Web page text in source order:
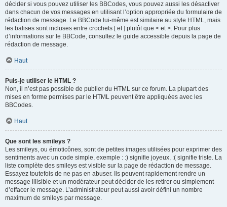
décider si vous pouvez utiliser les BBCodes, vous pouvez aussi les désactiver
dans chacun de vos messages en utilisant l’option appropriée du formulaire de
rédaction de message. Le BBCode lui-même est similaire au style HTML, mais
les balises sont incluses entre crochets [ et ] plutôt que < et >. Pour plus
d’informations sur le BBCode, consultez le guide accessible depuis la page de
rédaction de message.
Haut
Puis-je utiliser le HTML ?
Non, il n’est pas possible de publier du HTML sur ce forum. La plupart des
mises en forme permises par le HTML peuvent être appliquées avec les
BBCodes.
Haut
Que sont les smileys ?
Les smileys, ou émoticônes, sont de petites images utilisées pour exprimer des
sentiments avec un code simple, exemple : :) signifie joyeux, :( signifie triste. La
liste complète des smileys est visible sur la page de rédaction de message.
Essayez toutefois de ne pas en abuser. Ils peuvent rapidement rendre un
message illisible et un modérateur peut décider de les retirer ou simplement
d’effacer le message. L’administrateur peut aussi avoir défini un nombre
maximum de smileys par message.